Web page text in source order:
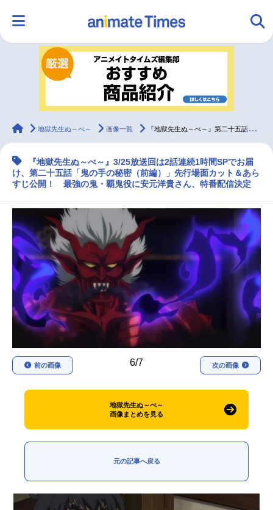
ランキング アニメ
ラジオ みんなの声
マンガ・ラノベ ゲーム・アプリ 音楽 コスプレ
配信・Vtuber 無料マンガ
最新記事一覧
アニメ記事一覧 声優記事一覧
アニメ映画一覧 実写化映画一覧
今期アニメ曜日別一覧
春アニメ 夏アニメ
秋アニメ
animateTimes
地獄先生ぬ～べ～ 画像一覧 『地獄先生ぬ～べ～』第二十五話「鬼の手の秘密（前編）」先行場面カット＆あらすじ
『地獄先生ぬ～べ～』3/25放送回は2話連続1時間SPでお届
け、第二十五話「鬼の手の秘密（前編）」先行場面カット＆あら
すじ公開！ 最強の鬼・覇鬼役に安元洋貴さん、特番配信決定
6/7
前の画像 次の画像
地獄先生ぬ～べ～
画像まとめを見る
元の記事へ戻る